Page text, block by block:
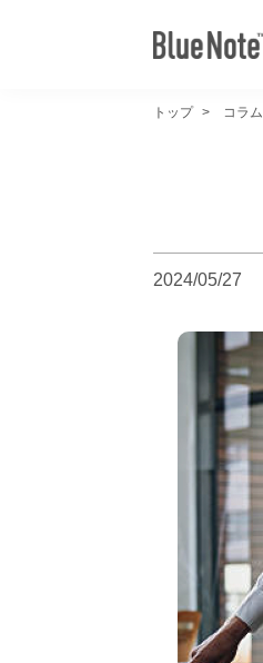
トップ コラム
2024/05/27